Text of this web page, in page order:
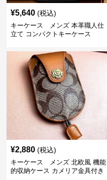
¥5,640 (税込)
キーケース メンズ 本革職人仕
立て コンパクトキーケース
¥2,880 (税込)
キーケース メンズ 北欧風 機能
的収納ケース カメリア金具付き